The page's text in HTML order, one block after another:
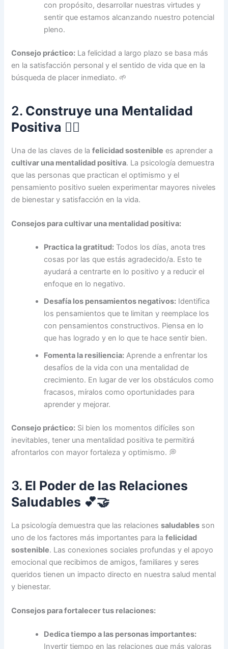
con propósito, desarrollar nuestras virtudes y
sentir que estamos alcanzando nuestro potencial
pleno.
Consejo práctico: La felicidad a largo plazo se basa más
en la satisfacción personal y el sentido de vida que en la
búsqueda de placer inmediato. 🌱
2. Construye una Mentalidad
Positiva 🧘‍♀️
Una de las claves de lafelicidad sostenible es aprender a
cultivar una mentalidad positiva. La psicología demuestra
que las personas que practican el optimismo y el
pensamiento positivo suelen experimentar mayores niveles
de bienestar y satisfacción en la vida.
Consejos para cultivar una mentalidad positiva:
Practica la gratitud: Todos los días, anota tres
cosas por las que estás agradecido/a. Esto te
ayudará a centrarte en lo positivo y a reducir el
enfoque en lo negativo.
Desafía los pensamientos negativos: Identifica
los pensamientos que te limitan y reemplace los
con pensamientos constructivos. Piensa en lo
que has logrado y en lo que te hace sentir bien.
Fomenta la resiliencia: Aprende a enfrentar los
desafíos de la vida con una mentalidad de
crecimiento. En lugar de ver los obstáculos como
fracasos, míralos como oportunidades para
aprender y mejorar.
Consejo práctico: Si bien los momentos difíciles son
inevitables, tener una mentalidad positiva te permitirá
afrontarlos con mayor fortaleza y optimismo. 💭
3. El Poder de las Relaciones
Saludables 💕🤝
La psicología demuestra que las relacionessaludables son
uno de los factores más importantes para lafelicidad
sostenible. Las conexiones sociales profundas y el apoyo
emocional que recibimos de amigos, familiares y seres
queridos tienen un impacto directo en nuestra salud mental
y bienestar.
Consejos para fortalecer tus relaciones:
Dedica tiempo a las personas importantes:
Invertir tiempo en las relaciones que más valoras